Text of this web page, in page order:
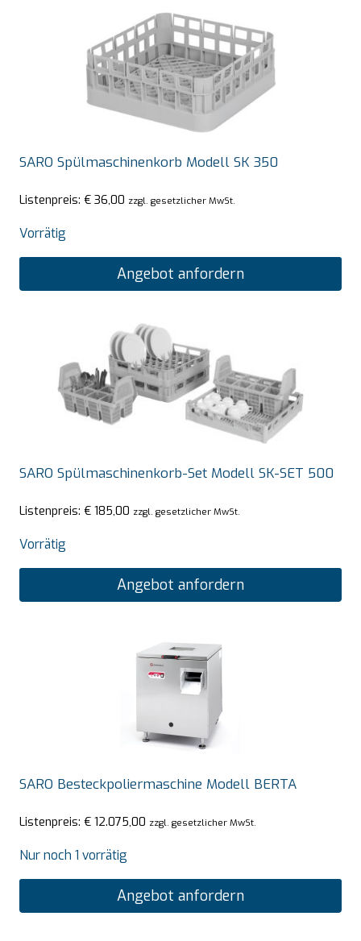
SARO Spülmaschinenkorb Modell SK 350
Listenpreis: € 36,00 zzgl. gesetzlicher MwSt.
Vorrätig
Angebot anfordern
SARO Spülmaschinenkorb-Set Modell SK-SET 500
Listenpreis: € 185,00 zzgl. gesetzlicher MwSt.
Vorrätig
Angebot anfordern
SARO Besteckpoliermaschine Modell BERTA
Listenpreis: € 12.075,00 zzgl. gesetzlicher MwSt.
Nur noch 1 vorrätig
Angebot anfordern